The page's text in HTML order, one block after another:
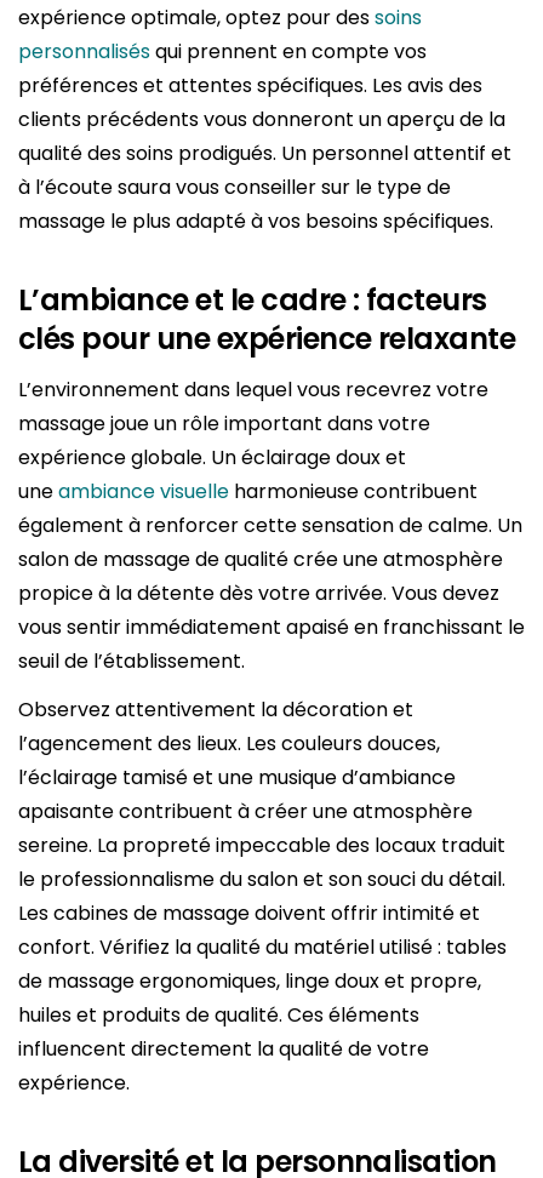
expérience optimale, optez pour dessoins
personnalisésqui prennent en compte vos
préférences et attentes spécifiques. Les avis des
clients précédents vous donneront un aperçu de la
qualité des soins prodigués. Un personnel attentif et
à l’écoute saura vous conseiller sur le type de
massage le plus adapté à vos besoins spécifiques.
L’ambiance et le cadre : facteurs
clés pour une expérience relaxante
L’environnement dans lequel vous recevrez votre
massage joue un rôle important dans votre
expérience globale. Un éclairage doux et
uneambiance visuelle harmonieuse contribuent
également à renforcer cette sensation de calme. Un
salon de massage de qualité crée une atmosphère
propice à la détente dès votre arrivée. Vous devez
vous sentir immédiatement apaisé en franchissant le
seuil de l’établissement.
Observez attentivement la décoration et
l’agencement des lieux. Les couleurs douces,
l’éclairage tamisé et une musique d’ambiance
apaisante contribuent à créer une atmosphère
sereine. La propreté impeccable des locaux traduit
le professionnalisme du salon et son souci du détail.
Les cabines de massage doivent offrir intimité et
confort. Vérifiez la qualité du matériel utilisé : tables
de massage ergonomiques, linge doux et propre,
huiles et produits de qualité. Ces éléments
influencent directement la qualité de votre
expérience.
La diversité et la personnalisation